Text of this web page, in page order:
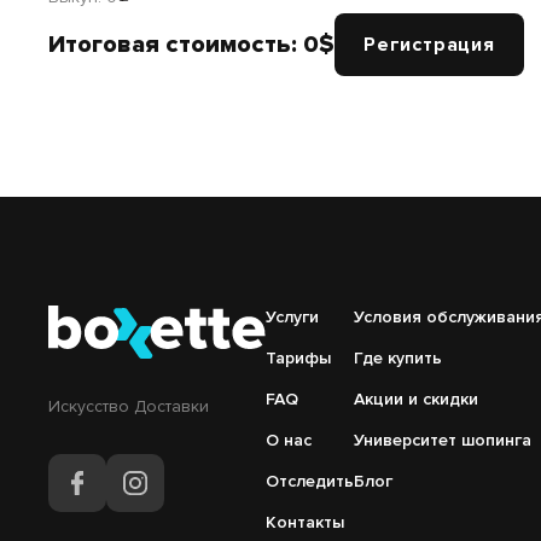
Итоговая стоимость: 0$ Регистрация
Искусство Доставки
Подвал
навигация
Услуги
Тарифы
FAQ
О нас
Отследить
Контакты
Подвал
справа
Условия
Где купить
Акции и скидки
Университет шопинга
Блог